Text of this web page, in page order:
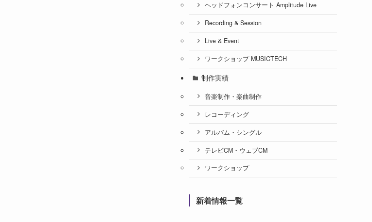
ヘッドフォンコンサート Amplitude Live
Recording & Session
Live & Event
ワークショップ MUSICTECH
制作実績
音楽制作・楽曲制作
レコーディング
アルバム・シングル
テレビCM・ウェブCM
ワークショップ
新着情報一覧